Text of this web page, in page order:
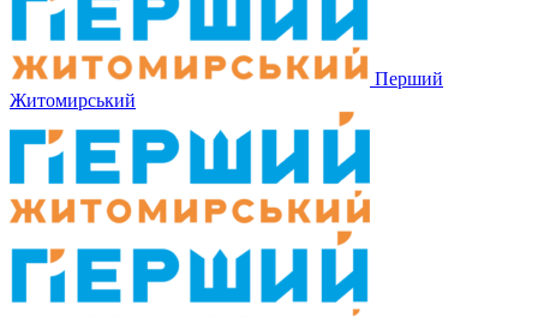
Перший
Житомирський